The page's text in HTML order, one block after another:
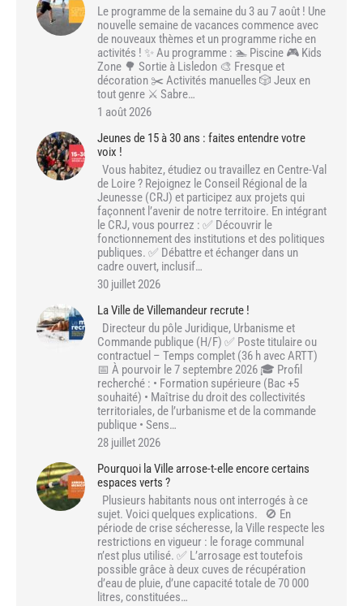
Le programme de la semaine du 3 au 7 août ! Une
nouvelle semaine de vacances commence avec
de nouveaux thèmes et un programme riche en
activités ! ✨ Au programme : 🏊 Piscine 🎮 Kids
Zone 🌳 Sortie à Lisledon 🎨 Fresque et
décoration ✂️ Activités manuelles 🎲 Jeux en
tout genre ⚔️ Sabre…
1 août 2026
Jeunes de 15 à 30 ans : faites entendre votre
voix !
Vous habitez, étudiez ou travaillez en Centre-Val
de Loire ? Rejoignez le Conseil Régional de la
Jeunesse (CRJ) et participez aux projets qui
façonnent l’avenir de notre territoire. En intégrant
le CRJ, vous pourrez : ✅ Découvrir le
fonctionnement des institutions et des politiques
publiques. ✅ Débattre et échanger dans un
cadre ouvert, inclusif…
30 juillet 2026
La Ville de Villemandeur recrute !
Directeur du pôle Juridique, Urbanisme et
Commande publique (H/F) ✅ Poste titulaire ou
contractuel – Temps complet (36 h avec ARTT)
📅 À pourvoir le 7 septembre 2026 🎓 Profil
recherché : • Formation supérieure (Bac +5
souhaité) • Maîtrise du droit des collectivités
territoriales, de l’urbanisme et de la commande
publique • Sens…
28 juillet 2026
Pourquoi la Ville arrose-t-elle encore certains
espaces verts ?
Plusieurs habitants nous ont interrogés à ce
sujet. Voici quelques explications. 🚫 En
période de crise sécheresse, la Ville respecte les
restrictions en vigueur : le forage communal
n’est plus utilisé. ✅ L’arrosage est toutefois
possible grâce à deux cuves de récupération
d’eau de pluie, d’une capacité totale de 70 000
litres, constituées…